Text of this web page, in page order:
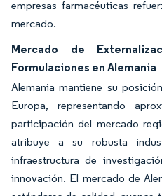
empresas farmacéuticas
mercado.
Mercado de
Formulaciones en Alemania
Alemania mantiene su
Europa, representando
participación del mercado
atribuye a su robusta
infraestructura de
innovación. El mercado de